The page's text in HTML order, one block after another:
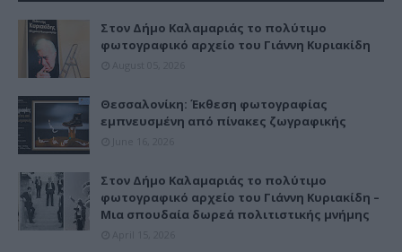
Στον Δήμο Καλαμαριάς το πολύτιμο
φωτογραφικό αρχείο του Γιάννη Κυριακίδη
Θεσσαλονίκη: Έκθεση φωτογραφίας
εμπνευσμένη από πίνακες ζωγραφικής
Στον Δήμο Καλαμαριάς το πολύτιμο
φωτογραφικό αρχείο του Γιάννη Κυριακίδη –
Μια σπουδαία δωρεά πολιτιστικής μνήμης